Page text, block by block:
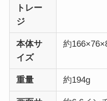
トレー
ジ
本体サ
イズ
約
重量 約194g